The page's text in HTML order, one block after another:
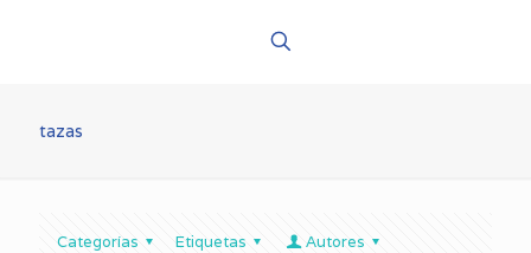
tazas
Categorías Etiquetas
Autores